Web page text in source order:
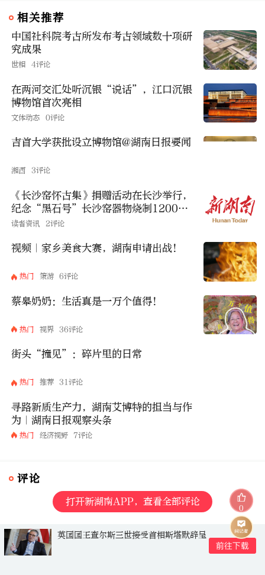
相关推荐
中国社科院考古所发布考古领域数十项研
究成果
世相 4评论
在两河交汇处听沉银“说话”，江口沉银
博物馆首次亮相
文体动态 0评论
吉首大学获批设立博物馆@湖南日报要闻
湘西 3评论
《长沙窑怀古集》捐赠活动在长沙举行，
纪念“黑石号”长沙窑器物烧制1200周
年
读者资讯 2评论
视频｜家乡美食大赛，湖南申请出战！
热门 策游 6评论
蔡皋奶奶：生活真是一万个值得！
热门 视界 36评论
街头“撞见”：碎片里的日常
热门 推荐 31评论
寻路新质生产力，湖南艾博特的担当与作
为｜湖南日报观察头条
热门 经济视野 7评论
评论
打开新湖南APP，查看全部评论
英国国王查尔斯三世接受首相斯塔默辞呈
0